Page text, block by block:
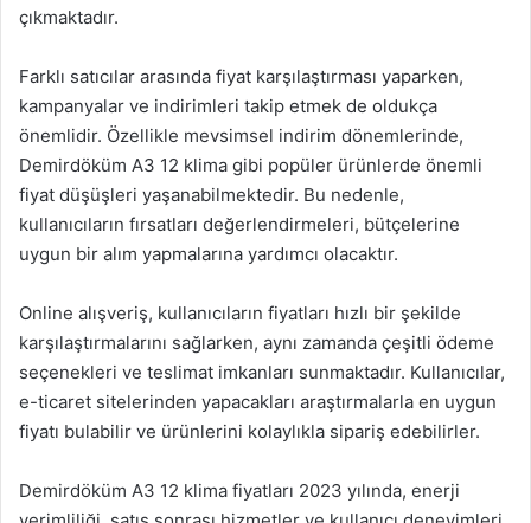
çıkmaktadır.
Farklı satıcılar arasında fiyat karşılaştırması yaparken,
kampanyalar ve indirimleri takip etmek de oldukça
önemlidir. Özellikle mevsimsel indirim dönemlerinde,
Demirdöküm A3 12 klima gibi popüler ürünlerde önemli
fiyat düşüşleri yaşanabilmektedir. Bu nedenle,
kullanıcıların fırsatları değerlendirmeleri, bütçelerine
uygun bir alım yapmalarına yardımcı olacaktır.
Online alışveriş, kullanıcıların fiyatları hızlı bir şekilde
karşılaştırmalarını sağlarken, aynı zamanda çeşitli ödeme
seçenekleri ve teslimat imkanları sunmaktadır. Kullanıcılar,
e-ticaret sitelerinden yapacakları araştırmalarla en uygun
fiyatı bulabilir ve ürünlerini kolaylıkla sipariş edebilirler.
Demirdöküm A3 12 klima fiyatları 2023 yılında, enerji